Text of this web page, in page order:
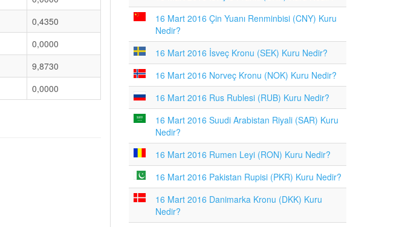
0,4350
0,0000
9,8730
0,0000
16 Mart 2016 Çin Yuanı Renminbisi (CNY) Kuru
Nedir?
16 Mart 2016 İsveç Kronu (SEK) Kuru Nedir?
16 Mart 2016 Norveç Kronu (NOK) Kuru Nedir?
16 Mart 2016 Rus Rublesi (RUB) Kuru Nedir?
16 Mart 2016 Suudi Arabistan Riyali (SAR) Kuru
Nedir?
16 Mart 2016 Rumen Leyi (RON) Kuru Nedir?
16 Mart 2016 Pakistan Rupisi (PKR) Kuru Nedir?
16 Mart 2016 Danimarka Kronu (DKK) Kuru
Nedir?